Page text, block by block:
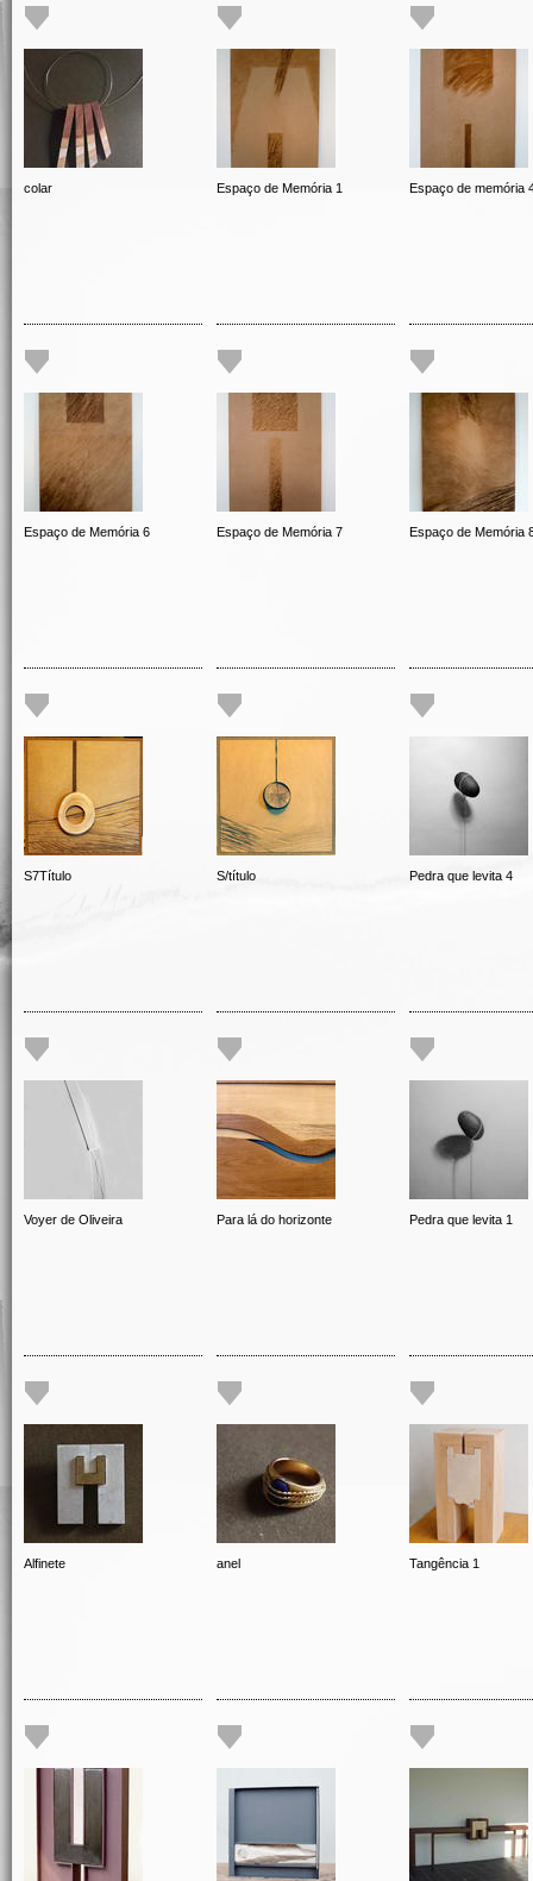
colar Espaço de Memória 1 Espaço de memória
Espaço de Memória 6 Espaço de Memória 7 Espaço de Memória
S7Título S/título Pedra que levita 4
Voyer de Oliveira Para lá do horizonte Pedra que levita 1
Alfinete anel Tangência 1